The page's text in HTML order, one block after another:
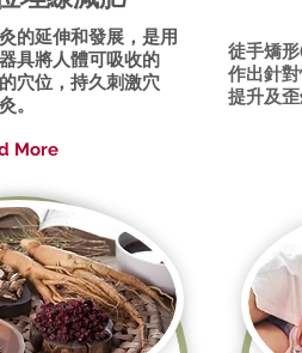
的延伸和發展，是用
具將人體可吸收的
穴位，持久刺激穴
。
More
徒手矯
作出針
提升及